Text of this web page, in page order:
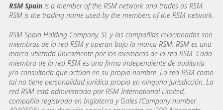
RSM Spain is a member of the RSM network and trades as RSM.
RSM is the trading name used by the members of the RSM network.
RSM Spain Holding Company, SL y las compañías relacionadas son
miembros de la red RSM y operan bajo la marca RSM. RSM es una
marca utilizada únicamente por los miembros de la red RSM. Cada
miembro de la red RSM es una firma independiente de auditoría
y/o consultoría que actúan en su propio nombre. La red RSM como
tal no tiene personalidad jurídica propia en ninguna jurisdicción. La
red RSM está administrada por RSM International Limited,
compañía registrada en Inglaterra y Gales (Company number